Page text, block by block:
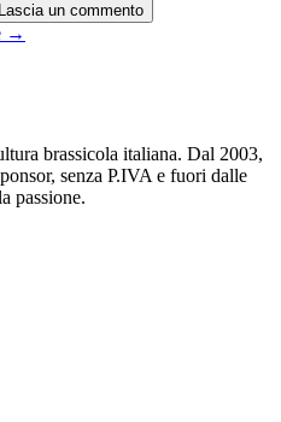
Lascia un commento
→
brassicola italiana. Dal 2003,
senza P.IVA e fuori dalle
passione.